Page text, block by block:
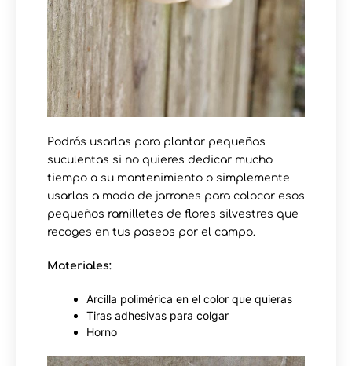
Podrás usarlas para plantar pequeñas
suculentas si no quieres dedicar mucho
tiempo a su mantenimiento o simplemente
usarlas a modo de jarrones para colocar esos
pequeños ramilletes de flores silvestres que
recoges en tus paseos por el campo.
Materiales:
Arcilla polimérica en el color que quieras
Tiras adhesivas para colgar
Horno